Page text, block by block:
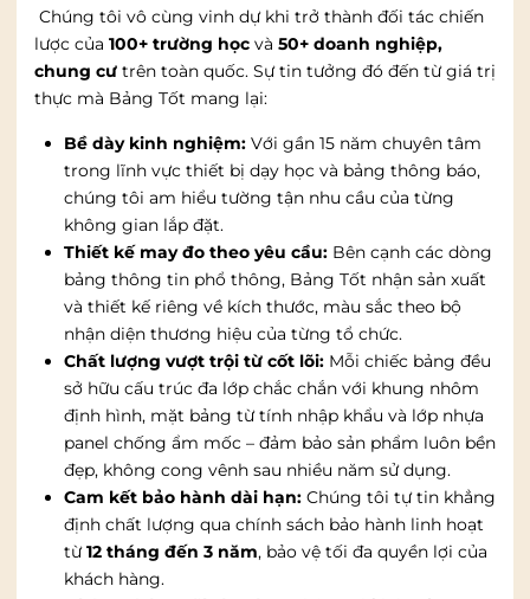
Chúng tôi vô cùng vinh dự khi trở thành đối tác chiến
lược của 100+ trường học và 50+ doanh nghiệp,
chung cư trên toàn quốc. Sự tin tưởng đó đến từ giá trị
thực mà Bảng Tốt mang lại:
Bề dày kinh nghiệm: Với gần 15 năm chuyên tâm
trong lĩnh vực thiết bị dạy học và bảng thông báo,
chúng tôi am hiểu tường tận nhu cầu của từng
không gian lắp đặt.
Thiết kế may đo theo yêu cầu: Bên cạnh các dòng
bảng thông tin phổ thông, Bảng Tốt nhận sản xuất
và thiết kế riêng về kích thước, màu sắc theo bộ
nhận diện thương hiệu của từng tổ chức.
Chất lượng vượt trội từ cốt lõi: Mỗi chiếc bảng đều
sở hữu cấu trúc đa lớp chắc chắn với khung nhôm
định hình, mặt bảng từ tính nhập khẩu và lớp nhựa
panel chống ẩm mốc – đảm bảo sản phẩm luôn bền
đẹp, không cong vênh sau nhiều năm sử dụng.
Cam kết bảo hành dài hạn: Chúng tôi tự tin khẳng
định chất lượng qua chính sách bảo hành linh hoạt
từ12 tháng đến 3 năm, bảo vệ tối đa quyền lợi của
khách hàng.